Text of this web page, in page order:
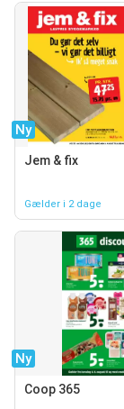
Ny
Jem & fix
Gælder i 2 dage
Ny
Coop 365